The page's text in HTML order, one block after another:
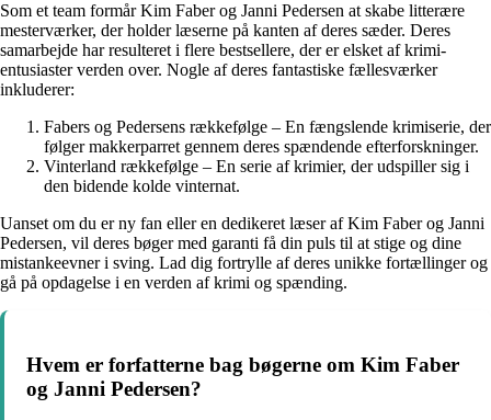
Som et team formår Kim Faber og Janni Pedersen at skabe litterære
mesterværker, der holder læserne på kanten af deres sæder. Deres
samarbejde har resulteret i flere bestsellere, der er elsket af krimi-
entusiaster verden over. Nogle af deres fantastiske fællesværker
inkluderer:
Fabers og Pedersens rækkefølge – En fængslende krimiserie, der
følger makkerparret gennem deres spændende efterforskninger.
Vinterland rækkefølge – En serie af krimier, der udspiller sig i
den bidende kolde vinternat.
Uanset om du er ny fan eller en dedikeret læser af Kim Faber og Janni
Pedersen, vil deres bøger med garanti få din puls til at stige og dine
mistankeevner i sving. Lad dig fortrylle af deres unikke fortællinger og
gå på opdagelse i en verden af krimi og spænding.
Hvem er forfatterne bag bøgerne om Kim Faber
og Janni Pedersen?